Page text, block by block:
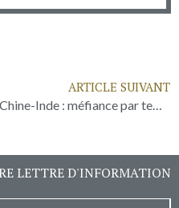
ARTICLE SUIVANT
Chine-Inde : méfiance par temps de pandémie
LETTRE D'INFORMATION